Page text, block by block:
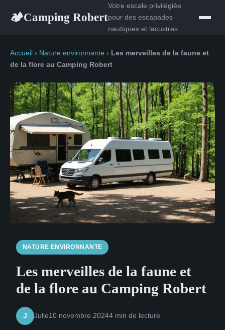
🏕Camping Robert
Votre escale privilégiée
pour des escapades
nautiques et lacustres
Accueil › Nature environnante › Les merveilles de la faune et
de la flore au Camping Robert
NATURE ENVIRONNANTE
Les merveilles de la faune et
de la flore au Camping Robert
J Julie10 novembre 20244 min de lecture